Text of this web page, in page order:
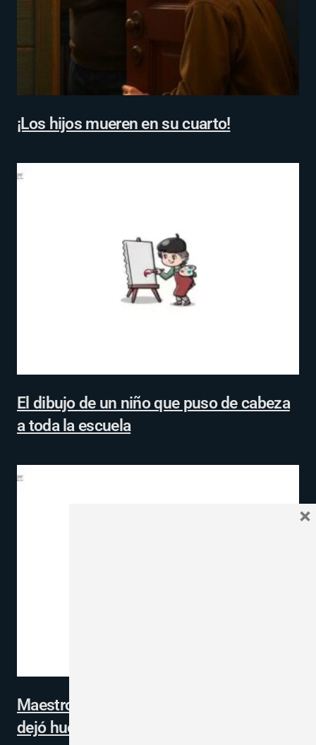
¡Los hijos mueren en su cuarto!
El dibujo de un niño que puso de cabeza
a toda la escuela
Maestro, recuerda a algún alumno que le
dejó huella
×